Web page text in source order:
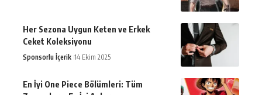
Her Sezona Uygun Keten ve Erkek
Ceket Koleksiyonu
Sponsorlu İçerik 14 Ekim 2025
En İyi One Piece Bölümleri: Tüm